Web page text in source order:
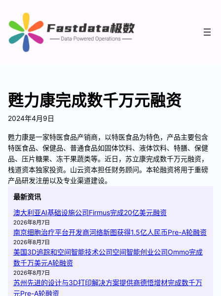
甦力康完成数千万元融资
2024年4月9日
甦力康是一家特医食品产销商，以特医食品为特色，产品主要包含
特医食品、保健品、普通食品如固体饮料、液体饮料、特膳、保健
品、压片糖果、冻干果蔬类等。近日，苏立康完成数千万元融资，
栈道资本独家投资。山云资本担任财务顾问。本轮融资将用于重磅
产品研发注册以及专业渠道建设。
最新资讯
澳大利亚AI基础设施公司Firmus完成20亿美元融资
2026年8月7日
南京细胞治疗平台开发商河络新图获得1.5亿人民币Pre-A轮融资
2026年8月7日
美国3D追踪和空间智能技术公司空间智能创业公司Ommo完成
数千万美元A轮融资
2026年8月7日
苏州先进的设计与3D打印解决方案提供商德悟增材完成数千万
元Pre-A轮融资